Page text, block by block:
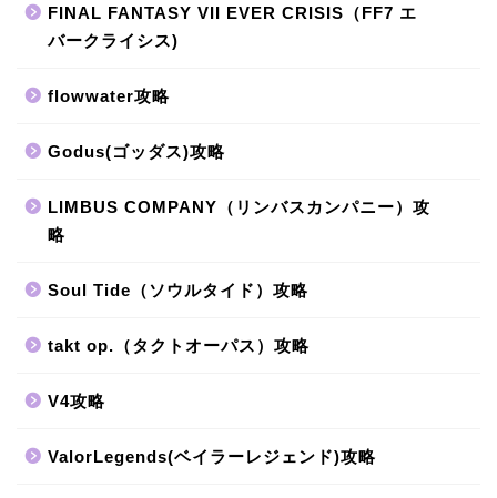
FINAL FANTASY VII EVER CRISIS（FF7 エ
バークライシス)
flowwater攻略
Godus(ゴッダス)攻略
LIMBUS COMPANY（リンバスカンパニー）攻
略
Soul Tide（ソウルタイド）攻略
takt op.（タクトオーパス）攻略
V4攻略
ValorLegends(ベイラーレジェンド)攻略